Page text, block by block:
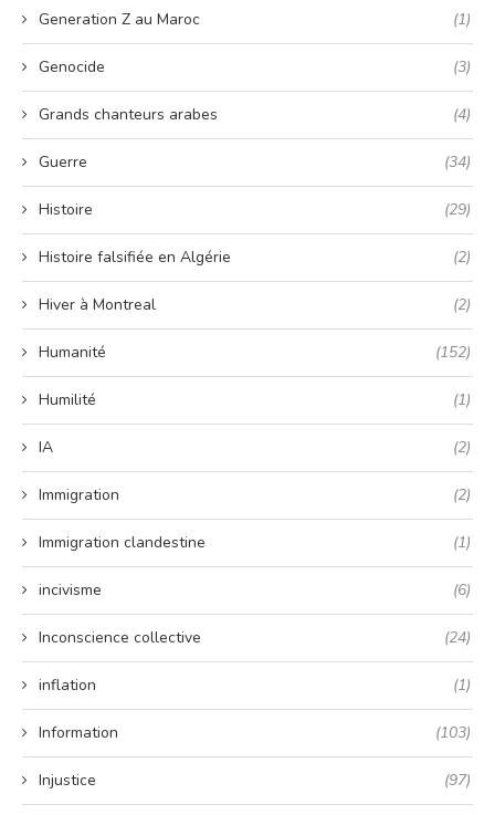
Generation Z au Maroc (1)
Genocide (3)
Grands chanteurs arabes (4)
Guerre (34)
Histoire (29)
Histoire falsifiée en Algérie (2)
Hiver à Montreal (2)
Humanité (152)
Humilité (1)
IA (2)
Immigration (2)
Immigration clandestine (1)
incivisme (6)
Inconscience collective (24)
inflation (1)
Information (103)
Injustice (97)